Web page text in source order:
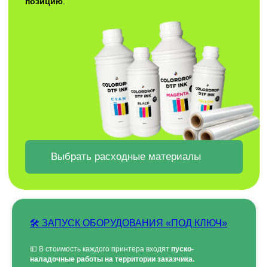
🛠 ЗАПУСК ОБОРУДОВАНИЯ «ПОД КЛЮЧ»
💵 В стоимость каждого принтера входят пуско-
наладочные работы на территории заказчика.
БЕСПЛАТНЫЙ ГАЙД
"ТОП 5 ОШИБОК ПРИ
ВЫБОРЕ DTF ПРИНТЕРА"
ВВЕДИ ДАННЫЕ И ГАЙД ПРИДЕТ
НА ПОЧТУ